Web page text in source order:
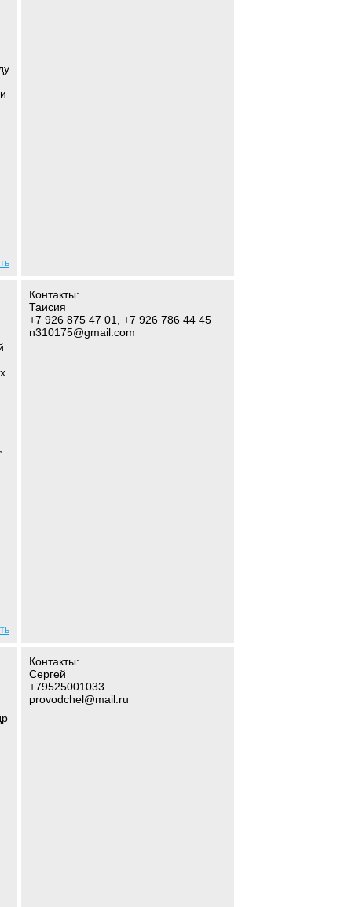
Контакты:
Таисия
+7 926 875 47 01, +7 926 786 44 45
n310175@gmail.com
Контакты:
Сергей
+79525001033
provodchel@mail.ru